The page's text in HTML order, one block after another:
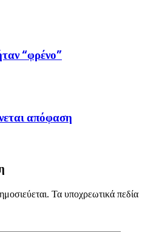
“φρένο”
απόφαση
Τα υποχρεωτικά πεδία